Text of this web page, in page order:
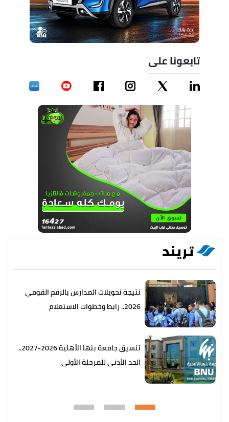
تابعونا على
تريند
نتيجة تحويلات المدارس بالرقم القومي
2026.. رابط وخطوات الاستعلام
تنسيق جامعة بنها الأهلية 2026-2027..
الحد الأدنى للمرحلة الأولى